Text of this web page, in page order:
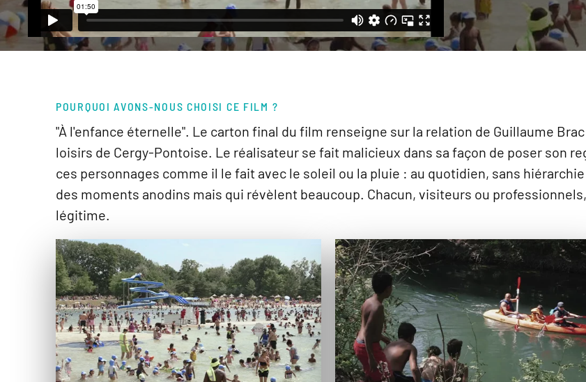
POURQUOI AVONS-NOUS CHOISI CE FILM ?
"À l'enfance éternelle". Le carton final du film renseigne sur la relation de Guillaume
loisirs de Cergy-Pontoise. Le réalisateur se fait malicieux dans sa façon de poser son
ces personnages comme il le fait avec le soleil ou la pluie : au quotidien, sans
des moments anodins mais qui révèlent beaucoup. Chacun, visiteurs ou
légitime.